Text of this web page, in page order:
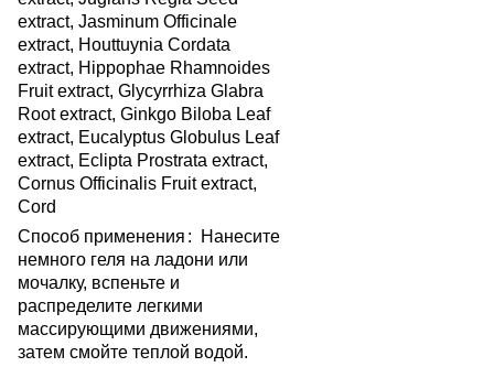
extract, Jasminum Officinale
extract, Houttuynia Cordata
extract, Hippophae Rhamnoides
Fruit extract, Glycyrrhiza Glabra
Root extract, Ginkgo Biloba Leaf
extract, Eucalyptus Globulus Leaf
extract, Eclipta Prostrata extract,
Cornus Officinalis Fruit extract,
Cord
Способ применения :
Нанесите
немного геля на ладони или
мочалку, вспеньте и
распределите легкими
массирующими движениями,
затем смойте теплой водой.